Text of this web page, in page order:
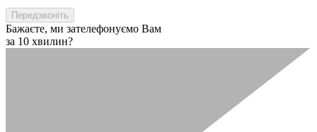
Бажаєте, ми зателефонуємо Вам
за 10 хвилин?